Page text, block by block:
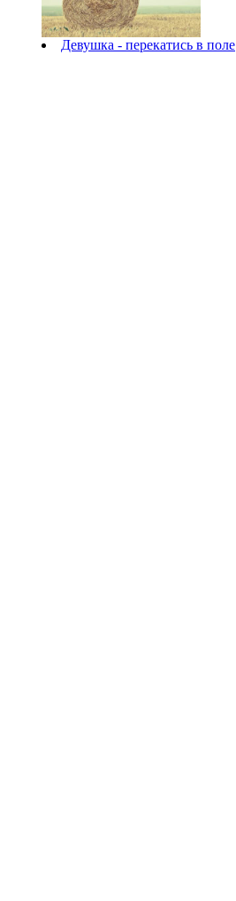
Девушка - перекатись в поле